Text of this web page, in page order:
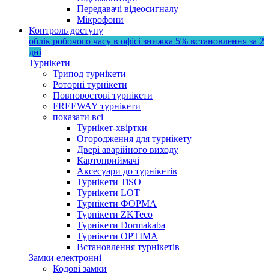
Передавачі відеосигналу
Мікрофони
Контроль доступу
облік робочого часу в офісі знижка 5% встановлення за 2
дні
Турнікети
Трипод турнікети
Роторні турнікети
Повноростові турнікети
FREEWAY турнікети
показати всі
Турнікет-хвіртки
Огородження для турнікету
Двері аварійного виходу
Картоприймачі
Аксесуари до турнікетів
Турнікети TiSO
Турнікети LOT
Турнікети ФОРМА
Турнікети ZKTeco
Турнікети Dormakaba
Турнікети OPTIMA
Встановлення турнікетів
Замки електронні
Кодові замки